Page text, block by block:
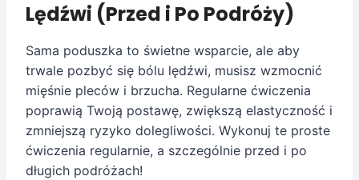
Lędźwi (Przed i Po Podróży)
Sama poduszka to świetne wsparcie, ale aby
trwale pozbyć się bólu lędźwi, musisz wzmocnić
mięśnie pleców i brzucha. Regularne ćwiczenia
poprawią Twoją postawę, zwiększą elastyczność i
zmniejszą ryzyko dolegliwości. Wykonuj te proste
ćwiczenia regularnie, a szczególnie przed i po
długich podróżach!